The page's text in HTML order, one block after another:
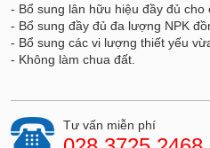
- Bổ sung lân hữu hiệu đầy đủ cho
- Bổ sung đầy đủ đa lượng NPK
- Bổ sung các vi lượng thiết yếu
- Không làm chua đất.
Tư vấn miễn phí